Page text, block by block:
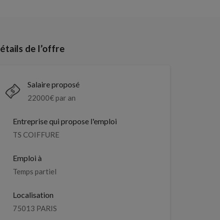
de l’offre
Salaire proposé
22000€ par an
Entreprise qui propose l'emploi
TS COIFFURE
Emploi à
Temps partiel
Localisation
75013 PARIS